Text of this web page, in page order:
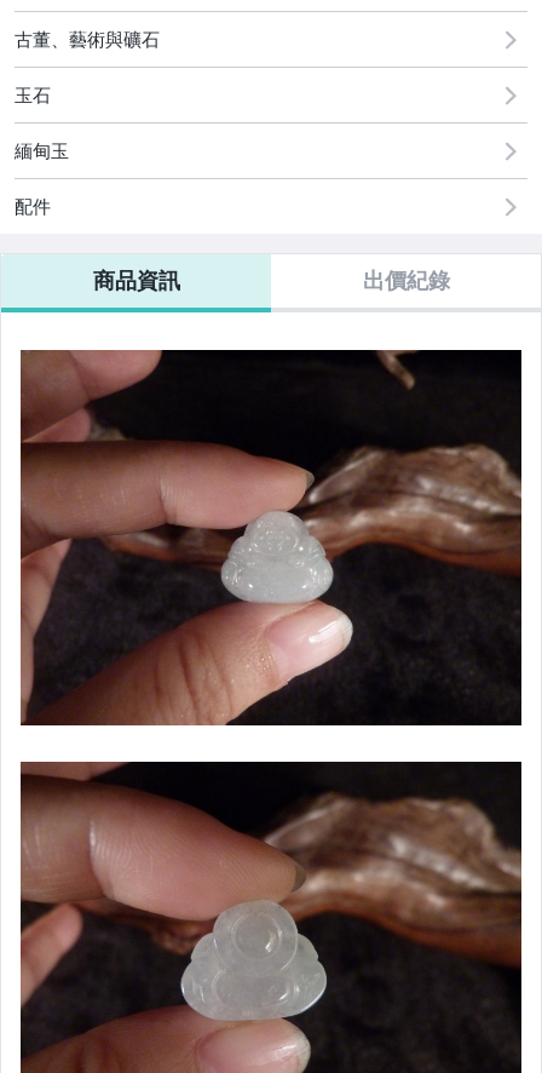
古董、藝術與礦石
玉石
緬甸玉
配件
商品資訊 出價紀錄